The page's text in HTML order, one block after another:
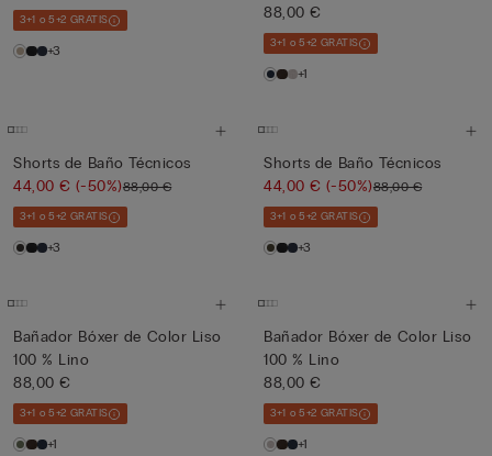
3+1 o 5+2 GRATIS
+3
88,00 €
3+1 o 5+2 GRATIS
+1
Shorts de Baño Técnicos
44,00 €(-50%)88,00 €
3+1 o 5+2 GRATIS
+3
Shorts de Baño Técnicos
44,00 €(-50%)88,00 €
3+1 o 5+2 GRATIS
+3
Bañador Bóxer de Color Liso
100 % Lino
88,00 €
3+1 o 5+2 GRATIS
+1
Bañador Bóxer de Color Liso
100 % Lino
88,00 €
3+1 o 5+2 GRATIS
+1